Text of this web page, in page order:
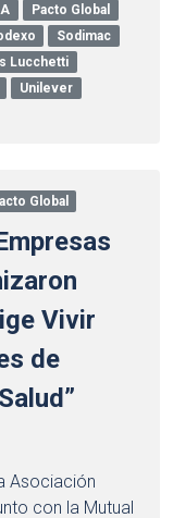
Pacto Global
Sodimac
Lucchetti
Unilever
Global
Vivir
de
Asociación
con la Mutual